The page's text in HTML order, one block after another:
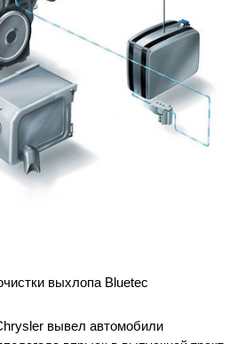
выхлопа Bluetec
вывел автомобили